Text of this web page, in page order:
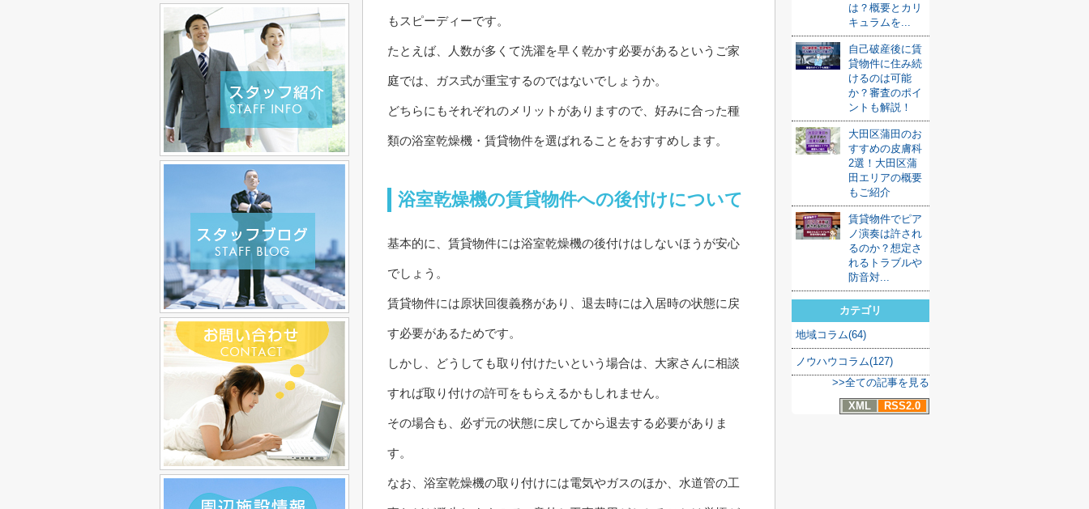
もスピーディーです。
たとえば、人数が多くて洗濯を早く乾かす必要があるというご家
庭では、ガス式が重宝するのではないでしょうか。
どちらにもそれぞれのメリットがありますので、好みに合った種
類の浴室乾燥機・賃貸物件を選ばれることをおすすめします。
浴室乾燥機の賃貸物件への後付けについて
基本的に、賃貸物件には浴室乾燥機の後付けはしないほうが安心
でしょう。
賃貸物件には原状回復義務があり、退去時には入居時の状態に戻
す必要があるためです。
しかし、どうしても取り付けたいという場合は、大家さんに相談
すれば取り付けの許可をもらえるかもしれません。
その場合も、必ず元の状態に戻してから退去する必要がありま
す。
なお、浴室乾燥機の取り付けには電気やガスのほか、水道管の工
は？概要とカリ
キュラムを...
自己破産後に賃
貸物件に住み続
けるのは可能
か？審査のポイ
ントも解説！
大田区蒲田のお
すすめの皮膚科
2選！大田区蒲
田エリアの概要
もご紹介
賃貸物件でピア
ノ演奏は許され
るのか？想定さ
れるトラブルや
防音対...
カテゴリ
地域コラム(64)
ノウハウコラム(127)
>>全ての記事を見る
XML
RSS2.0